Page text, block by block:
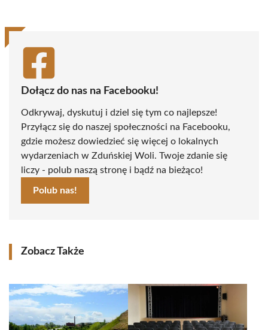
Dołącz do nas na Facebooku!
Odkrywaj, dyskutuj i dziel się tym co najlepsze!
Przyłącz się do naszej społeczności na Facebooku,
gdzie możesz dowiedzieć się więcej o lokalnych
wydarzeniach w Zduńskiej Woli. Twoje zdanie się
liczy - polub naszą stronę i bądź na bieżąco!
Polub nas!
Zobacz Także